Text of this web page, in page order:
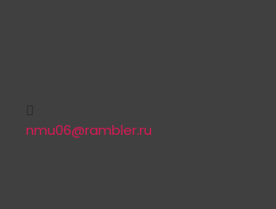
nmu06@rambler.ru